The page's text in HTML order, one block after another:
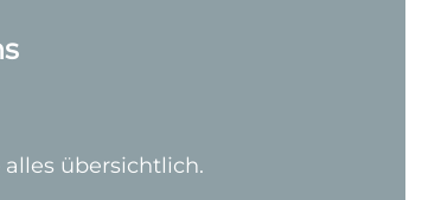
übersichtlich.